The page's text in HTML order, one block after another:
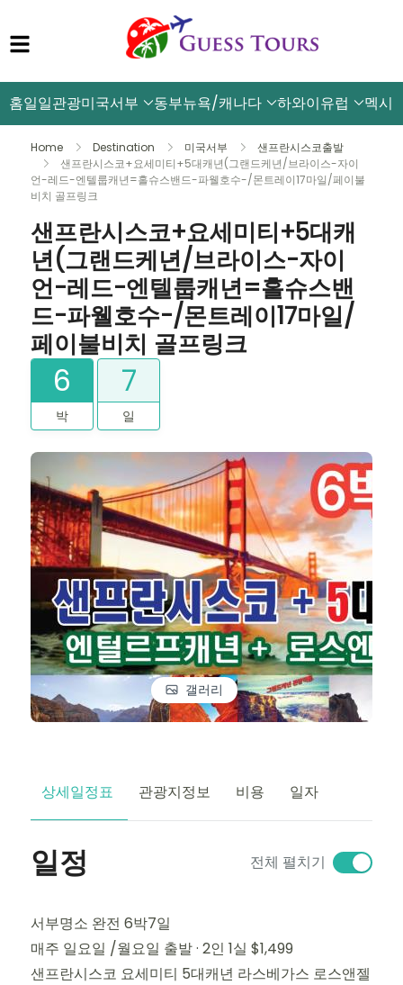
홈일일관광미국서부 동부뉴욕/캐나다 하와이유럽 멕시
Home Destination 미국서부
샌프란시스코출발
샌프란시스코+요세미티+5대캐년(그랜드케년/브라이스-자이
언-레드-엔텔룹캐년=홀슈스밴드-파웰호수-/몬트레이17마일/페이불
비치 골프링크
샌프란시스코+요세미티+5대캐
년(그랜드케년/브라이스-자이
언-레드-엔텔룹캐년=홀슈스밴
드-파웰호수-/몬트레이17마일/
페이불비치 골프링크
6
박
7
일
갤러리
상세일정표 관광지정보 비용 일자
일정 전체 펼치기
서부명소 완전 6박7일
매주 일요일 /월요일 출발 · 2인 1실 $1,499
샌프란시스코 요세미티 5대캐년 라스베가스 로스앤젤